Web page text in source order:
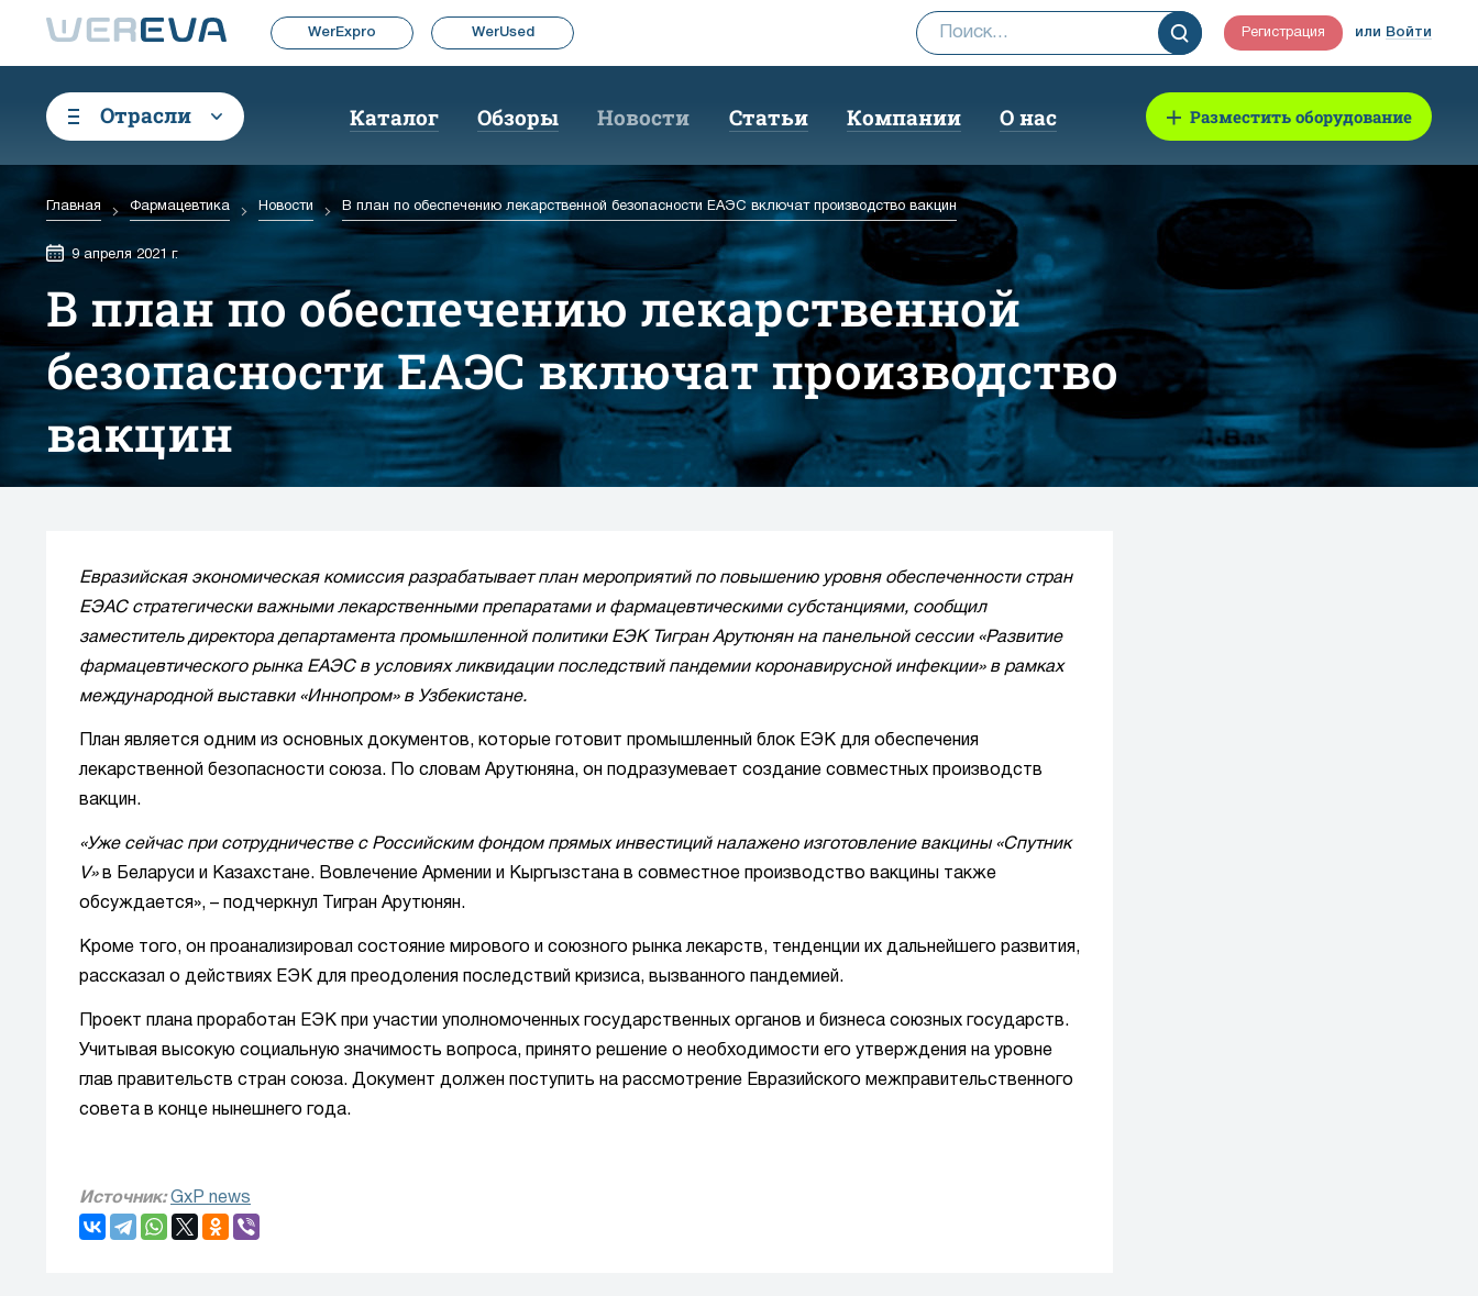
WerExpro WerUsed Регистрация или Войти
Отрасли Каталог Обзоры Новости Статьи Компании О нас Разместить оборудование
Главная Фармацевтика Новости В план по обеспечению лекарственной безопасности ЕАЭС включат производство вакцин
9 апреля 2021 г.
В план по обеспечению лекарственной
безопасности ЕАЭС включат производство
вакцин
Евразийская экономическая комиссия разрабатывает план мероприятий по повышению уровня обеспеченности стран
ЕЭАС стратегически важными лекарственными препаратами и фармацевтическими субстанциями, сообщил
заместитель директора департамента промышленной политики ЕЭК Тигран Арутюнян на панельной сессии «Развитие
фармацевтического рынка ЕАЭС в условиях ликвидации последствий пандемии коронавирусной инфекции» в рамках
международной выставки «Иннопром» в Узбекистане.
План является одним из основных документов, которые готовит промышленный блок ЕЭК для обеспечения
лекарственной безопасности союза. По словам Арутюняна, он подразумевает создание совместных производств
вакцин.
«Уже сейчас при сотрудничестве с Российским фондом прямых инвестиций налажено изготовление вакцины «Спутник
V»в Беларуси и Казахстане. Вовлечение Армении и Кыргызстана в совместное производство вакцины также
обсуждается», – подчеркнул Тигран Арутюнян.
Кроме того, он проанализировал состояние мирового и союзного рынка лекарств, тенденции их дальнейшего развития,
рассказал о действиях ЕЭК для преодоления последствий кризиса, вызванного пандемией.
Проект плана проработан ЕЭК при участии уполномоченных государственных органов и бизнеса союзных государств.
Учитывая высокую социальную значимость вопроса, принято решение о необходимости его утверждения на уровне
глав правительств стран союза. Документ должен поступить на рассмотрение Евразийского межправительственного
совета в конце нынешнего года.
Источник: GxP news